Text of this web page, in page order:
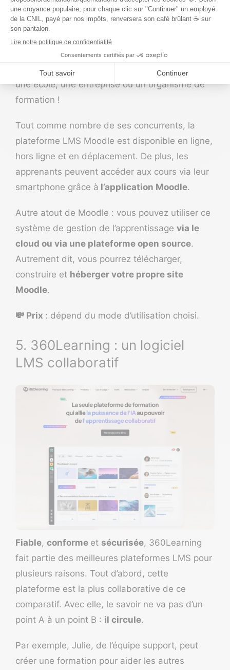
À la création deMoodle
s’est donné une mission :vous donner le
pouvoir de l’
e-learning
. Et ce, que vous soyez
une école, une entreprise ou un organisme de
formation !
Tout comme nombre de ses concurrents, la
plateforme LMS Moodle est disponible en ligne,
hors ligne et en déplacement. De plus, les
apprenants peuvent accéder aux cours via leur
smartphone grâce à l’application Moodle.
Autre atout de Moodle : vous pouvez utiliser ce
système de gestion de l’apprentissage via le
cloud ou via une plateforme open source.
Autrement dit, vous pourrez télécharger,
construire et héberger votre propre site
Moodle.
💸 Prix : dépend du mode d’utilisation choisi.
5. 360Learning : un logiciel
LMS collaboratif
Fiable, conforme et sécurisée, 360Learning
fait partie des meilleures plateformes LMS pour
plusieurs raisons. Tout d’abord, cette
plateforme est la plus collaborative de ce
comparatif. Avec elle, le savoir ne va pas d’un
point A à un point B : il circule.
Par exemple, Julie, de l’équipe support, peut
créer une formation pour aider les autres